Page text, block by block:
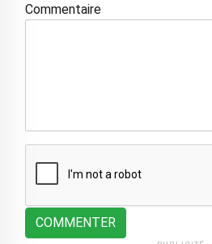
Commentaire
COMMENTER